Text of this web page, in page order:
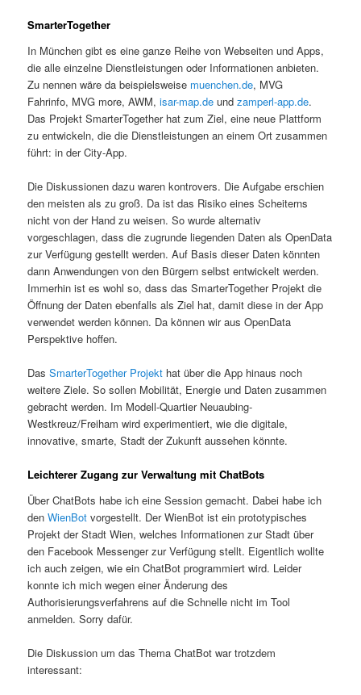
SmarterTogether
In München gibt es eine ganze Reihe von Webseiten und Apps,
die alle einzelne Dienstleistungen oder Informationen anbieten.
Zu nennen wäre da beispielsweise muenchen.de, MVG
Fahrinfo, MVG more, AWM,isar-map.de undzamperl-app.de.
Das Projekt SmarterTogether hat zum Ziel, eine neue Plattform
zu entwickeln, die die Dienstleistungen an einem Ort zusammen
führt: in der City-App.
Die Diskussionen dazu waren kontrovers. Die Aufgabe erschien
den meisten als zu groß. Da ist das Risiko eines Scheiterns
nicht von der Hand zu weisen. So wurde alternativ
vorgeschlagen, dass die zugrunde liegenden Daten als OpenData
zur Verfügung gestellt werden. Auf Basis dieser Daten könnten
dann Anwendungen von den Bürgern selbst entwickelt werden.
Immerhin ist es wohl so, dass das SmarterTogether Projekt die
Öffnung der Daten ebenfalls als Ziel hat, damit diese in der App
verwendet werden können. Da können wir aus OpenData
Perspektive hoffen.
DasSmarterTogether Projekt hat über die App hinaus noch
weitere Ziele. So sollen Mobilität, Energie und Daten zusammen
gebracht werden. Im Modell-Quartier Neuaubing-
Westkreuz/Freiham wird experimentiert, wie die digitale,
innovative, smarte, Stadt der Zukunft aussehen könnte.
Leichterer Zugang zur Verwaltung mit ChatBots
Über ChatBots habe ich eine Session gemacht. Dabei habe ich
denWienBot vorgestellt. Der WienBot ist ein prototypisches
Projekt der Stadt Wien, welches Informationen zur Stadt über
den Facebook Messenger zur Verfügung stellt. Eigentlich wollte
ich auch zeigen, wie ein ChatBot programmiert wird. Leider
konnte ich mich wegen einer Änderung des
Authorisierungsverfahrens auf die Schnelle nicht im Tool
anmelden. Sorry dafür.
Die Diskussion um das Thema ChatBot war trotzdem
interessant: